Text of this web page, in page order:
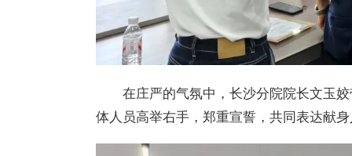
在庄严的气氛中，长沙分院院长文玉
体人员高举右手，郑重宣誓，共同表达献